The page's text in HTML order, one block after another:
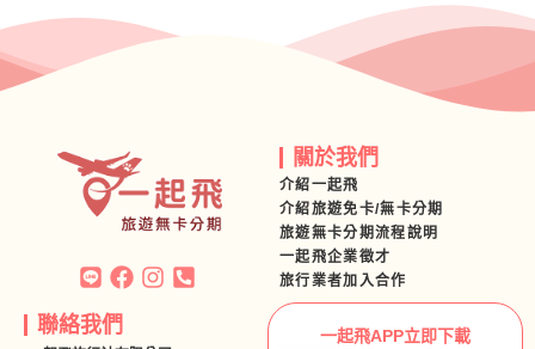
關於我們
介紹一起飛
介紹旅遊免卡/無卡分期
旅遊無卡分期流程說明
一起飛企業徵才
旅行業者加入合作
聯絡我們 一起飛APP立即下載